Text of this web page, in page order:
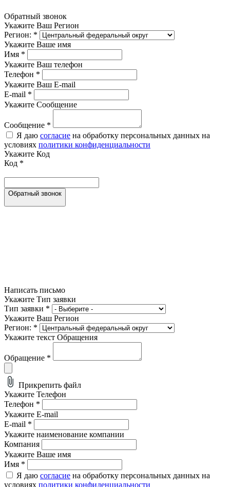
Обратный звонок
Укажите Ваш Регион
Регион: *
Укажите Ваше имя
Имя *
Укажите Ваш телефон
Телефон *
Укажите Ваш E-mail
E-mail *
Укажите Сообщение
Сообщение *
Я даю согласие на обработку персональных данных на
условиях политики конфиденциальности
Укажите Код
Код *
Обратный звонок
Написать письмо
Укажите Тип заявки
Тип заявки *
Укажите Ваш Регион
Регион: *
Укажите текст Обращения
Обращение *
Прикрепить файл
Укажите Телефон
Телефон *
Укажите E-mail
E-mail *
Укажите наименование компании
Компания
Укажите Ваше имя
Имя *
Я даю согласие на обработку персональных данных на
условиях политики конфиденциальности